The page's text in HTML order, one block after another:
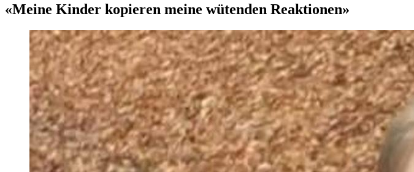
«Meine Kinder kopieren meine wütenden Reaktionen»